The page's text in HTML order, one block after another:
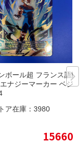
ボール超 フランス語版
ナジーマーカー ベジー
ア在庫： 3980
15660